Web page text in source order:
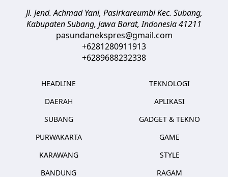
Jl. Jend. Achmad Yani, Pasirkareumbi Kec. Subang,
Kabupaten Subang, Jawa Barat,Indonesia41211
pasundanekspres@gmail.com
+6281280911913
+6289688232338
HEADLINE
DAERAH
SUBANG
PURWAKARTA
KARAWANG
BANDUNG
TEKNOLOGI
APLIKASI
GADGET & TEKNO
GAME
STYLE
RAGAM